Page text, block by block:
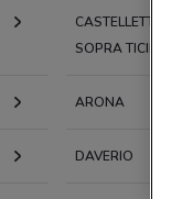
CASTELLETTO
SOPRA TICINO
ARONA
DAVERIO